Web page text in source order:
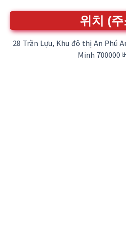
위치 (주
28 Trần Lựu, Khu đô thị An Phú
Minh 700000